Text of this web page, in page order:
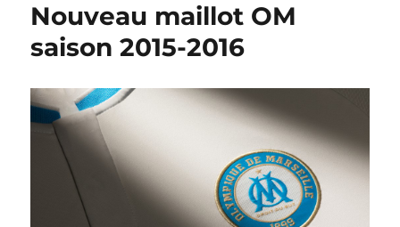
Nouveau maillot OM
saison 2015-2016